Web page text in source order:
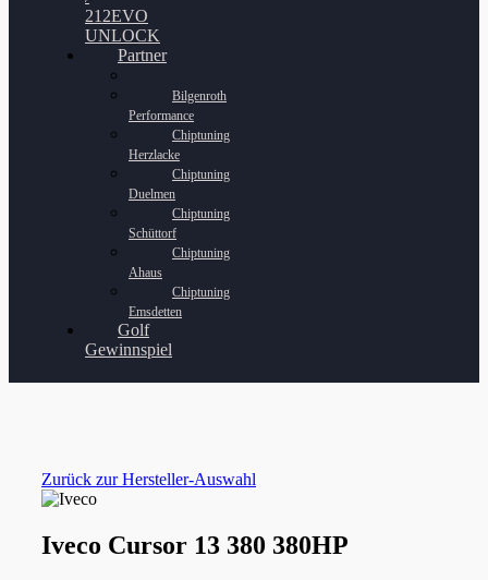
212EVO
UNLOCK
Partner
Bilgenroth
Performance
Chiptuning
Herzlacke
Chiptuning
Duelmen
Chiptuning
Schüttorf
Chiptuning
Ahaus
Chiptuning
Emsdetten
Golf
Gewinnspiel
Zurück zur Hersteller-Auswahl
Iveco Cursor 13 380 380HP